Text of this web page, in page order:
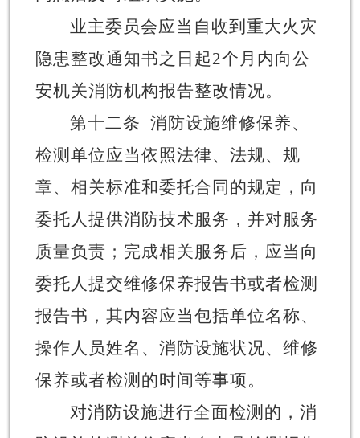
业主委员会应当自收到重大火灾
隐患整改通知书之日起2个月内向公
安机关消防机构报告整改情况。
第十二条 消防设施维修保养、
检测单位应当依照法律、法规、规
章、相关标准和委托合同的规定，向
委托人提供消防技术服务，并对服务
质量负责；完成相关服务后，应当向
委托人提交维修保养报告书或者检测
报告书，其内容应当包括单位名称、
操作人员姓名、消防设施状况、维修
保养或者检测 的时间等事项。
对消防设施进行全面检测的，消